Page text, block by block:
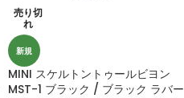
売り切
れ
新規
MINI スケルトントゥールビヨン
MST-1 ブラック / ブラック ラバー